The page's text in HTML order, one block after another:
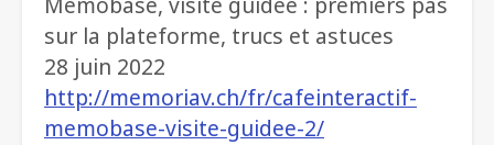
sur la plateforme, trucs et astuces
28 juin 2022
http://memoriav.ch/fr/cafeinteractif-
memobase-visite-guidee-2/